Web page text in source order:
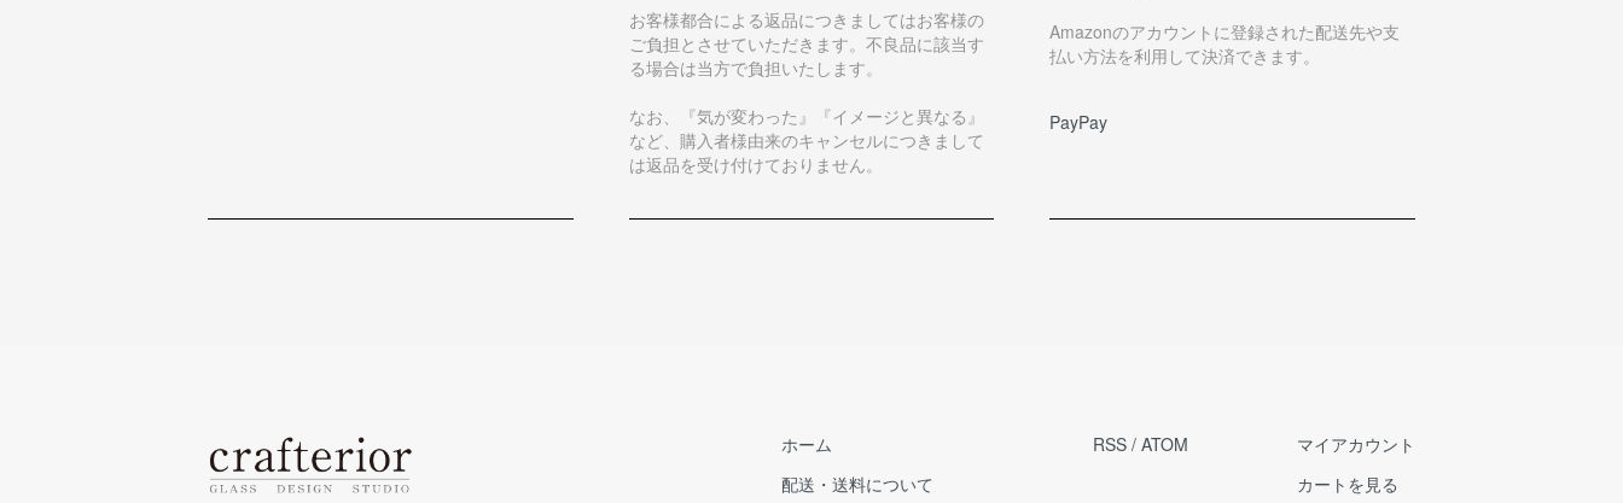
お客様都合による返品につきましてはお客様の
ご負担とさせていただきます。不良品に該当す
る場合は当方で負担いたします。
なお、『気が変わった』『イメージと異なる』
など、購入者様由来のキャンセルにつきまして
は返品を受け付けておりません。
Amazonのアカウントに登録された配送先や支
払い方法を利用して決済できます。
PayPay
ホーム
配送・送料について
RSS / ATOM
マイアカウント
カートを見る